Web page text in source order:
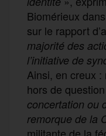
Biomérieux
sur le rapport
majorité des
l’initiative de
Ainsi, en creux
hors de question
concertation ou
remorque de la